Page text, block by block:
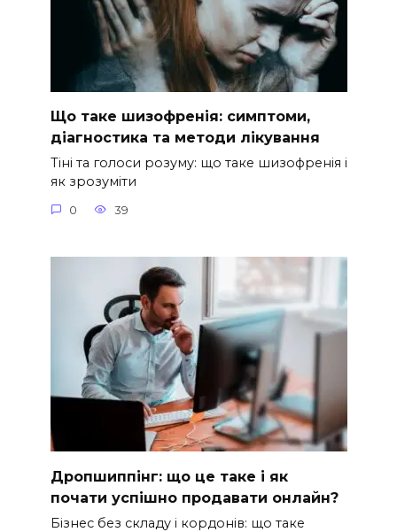
Що таке шизофренія: симптоми,
діагностика та методи лікування
Тіні та голоси розуму: що таке шизофренія і
як зрозуміти
0 39
Дропшиппінг: що це таке і як
почати успішно продавати онлайн?
Бізнес без складу і кордонів: що таке